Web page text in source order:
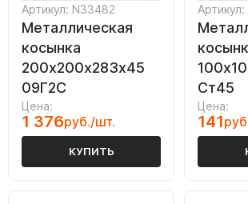
Артикул: N33482
Металлическая
косынка
200х200х283х45
09Г2С
Цена:
1 376руб./шт.
КУПИТЬ
Ст45
Цена:
141